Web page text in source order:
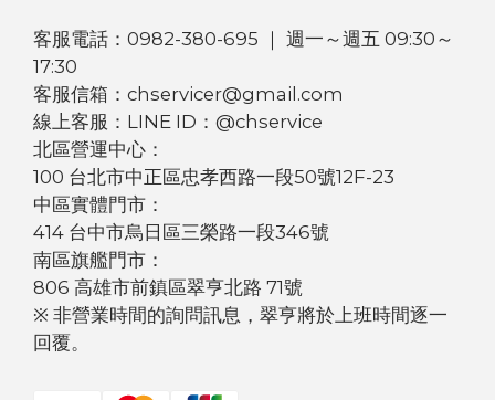
客服電話：0982-380-695 ｜ 週一～週五 09:30～
17:30
客服信箱：chservicer@gmail.com
線上客服：LINE ID：@chservice
北區營運中心：
100 台北市中正區忠孝西路一段50號12F-23
中區實體門市：
414 台中市烏日區三榮路一段346號
南區旗艦門市：
806 高雄市前鎮區翠亨北路 71號
※ 非營業時間的詢問訊息，翠亨將於上班時間逐一
回覆。